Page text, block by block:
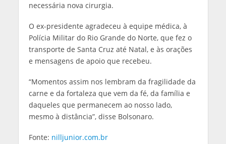
necessária nova cirurgia.
O ex-presidente agradeceu à equipe médica, à
Polícia Militar do Rio Grande do Norte, que fez o
transporte de Santa Cruz até Natal, e às orações
e mensagens de apoio que recebeu.
“Momentos assim nos lembram da fragilidade da
carne e da fortaleza que vem da fé, da família e
daqueles que permanecem ao nosso lado,
mesmo à distância”, disse Bolsonaro.
Fonte: nilljunior.com.br